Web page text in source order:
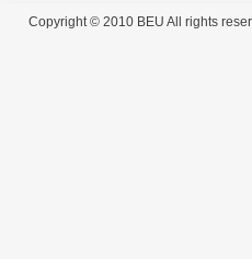
Copyright © 2010 BEU All rights